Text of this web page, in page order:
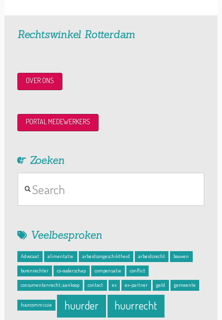
Rechtswinkel Rotterdam
OVER ONS
PORTAL MEDEWERKERS
Zoeken
Veelbesproken
Advocaat alimentatie arbeidsongeschiktheid arbeidsrecht bouwen
burenrechter co-ouderschap compensatie conflict
consumentenrecht; aankoop contact ex ex-partner geld gemeente
huurcommissie huurder huurrecht